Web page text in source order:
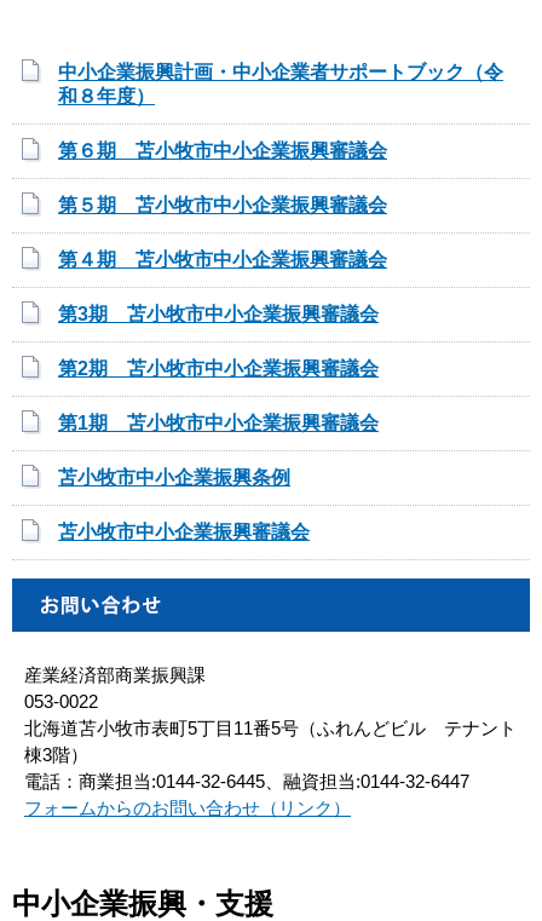
中小企業振興計画・中小企業者サポートブック（令
和８年度）
第６期 苫小牧市中小企業振興審議会
第５期 苫小牧市中小企業振興審議会
第４期 苫小牧市中小企業振興審議会
第3期 苫小牧市中小企業振興審議会
第2期 苫小牧市中小企業振興審議会
第1期 苫小牧市中小企業振興審議会
苫小牧市中小企業振興条例
苫小牧市中小企業振興審議会
産業経済部商業振興課
053-0022
北海道苫小牧市表町5丁目11番5号（ふれんどビル テナント
棟3階）
電話：商業担当:0144-32-6445、融資担当:0144-32-6447
フォームからのお問い合わせ（リンク）
中小企業振興・支援